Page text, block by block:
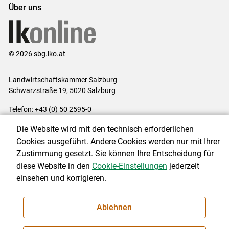
Über uns
© 2026 sbg.lko.at
Landwirtschaftskammer Salzburg
Schwarzstraße 19, 5020 Salzburg
Telefon: +43 (0) 50 2595-0
Impressum|Kontakt|Datenschutzerklärung|Barrierefreiheit|
Cookie-Einstellungen
NEWSLETTER
Die Website wird mit den technisch erforderlichen
Cookies ausgeführt. Andere Cookies werden nur mit Ihrer
Zustimmung gesetzt. Sie können Ihre Entscheidung für
diese Website in den Cookie-Einstellungen jederzeit
einsehen und korrigieren.
Ablehnen